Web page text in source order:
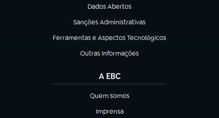
Dados Abertos
(abre em nova aba)
Sanções Administrativas
(abre em nova aba)
Ferramentas e Aspectos Tecnológicos
(abre em nova aba)
Outras Informações
(abre em nova aba)
A EBC
Quem somos
(abre em nova aba)
Imprensa
(abre em nova aba)